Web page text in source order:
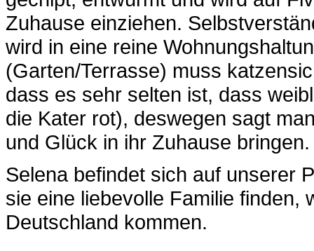
Zuhause einziehen.
wird in eine reine
(Garten/Terrasse) muss
dass es sehr selten ist, dass
die Kater rot), deswegen sagt
und Glück in ihr Zuhause bringen.
Selena befindet sich auf unserer
sie eine liebevolle Familie finden,
Deutschland kommen.